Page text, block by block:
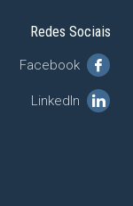
Redes Sociais
Facebook
LinkedIn